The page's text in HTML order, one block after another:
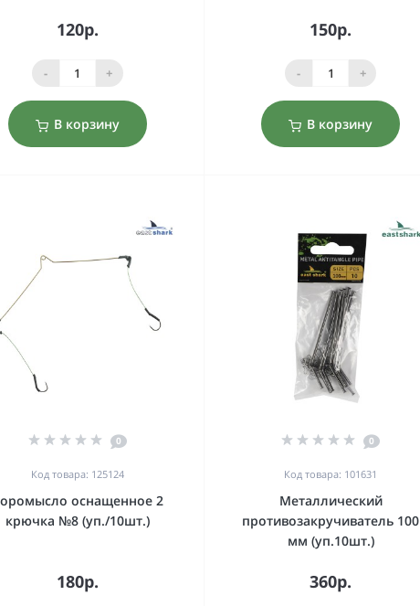
120р.
- +
В корзину
150р.
- +
В корзину
0
Код товара: 125124
оснащенное 2
крючка №8 (уп./10шт.)
180р.
0
Код товара: 101631
Металлический
противозакручиватель 100
мм (уп.10шт.)
360р.